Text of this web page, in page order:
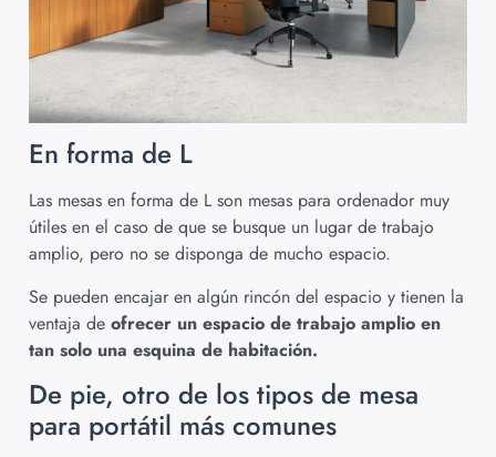
En forma de L
Las mesas en forma de L son mesas para ordenador muy
útiles en el caso de que se busque un lugar de trabajo
amplio, pero no se disponga de mucho espacio.
Se pueden encajar en algún rincón del espacio y tienen la
ventaja de ofrecer un espacio de trabajo amplio en
tan solo una esquina de habitación.
De pie, otro de los tipos de mesa
para portátil más comunes